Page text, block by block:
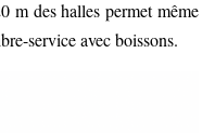
m des halles permet même
service avec boissons.